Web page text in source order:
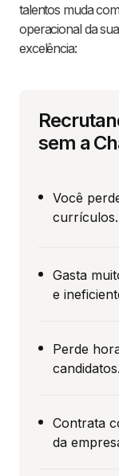
talentos muda
operacional da
excelência:
sem a
Você
currículos.
Gasta
e
Perde
candidatos.
Contrata
da